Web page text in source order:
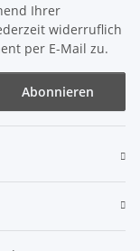
Ihrer
widerruflich
per E-Mail zu.
Abonnieren